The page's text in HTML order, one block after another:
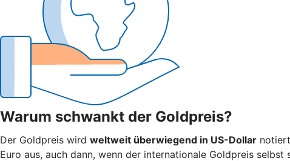
Warum schwankt der Goldpreis?
Der Goldpreis wird weltweit überwiegend in US-Dollar
Euro aus, auch dann, wenn der internationale Goldpreis